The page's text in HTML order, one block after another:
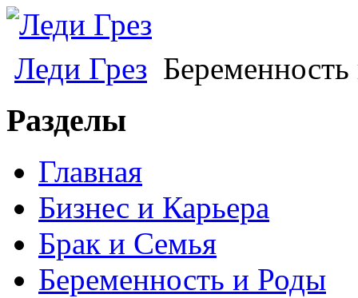
Леди Грез
Разделы
Главная
Бизнес и Карьера
Брак и Семья
Беременность и Роды